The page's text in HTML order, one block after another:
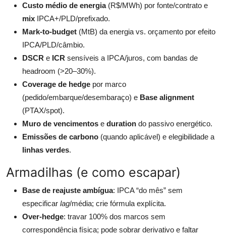
Custo médio de energia(R$/MWh) por fonte/contrato e
mix IPCA+/PLD/prefixado.
Mark-to-budget (MtB) da energia vs. orçamento por efeito
IPCA/PLD/câmbio.
DSCR e ICR sensíveis a IPCA/juros, com bandas de
headroom (>20–30%).
Coverage de hedge por marco
(pedido/embarque/desembaraço) e Base alignment
(PTAX/spot).
Muro de vencimentos e duration do passivo energético.
Emissões de carbono (quando aplicável) e elegibilidade a
linhas verdes.
Armadilhas (e como escapar)
Base de reajuste ambígua: IPCA “do mês” sem
especificar lag/média; crie fórmula explícita.
Over-hedge: travar 100% dos marcos sem
correspondência física; pode sobrar derivativo e faltar